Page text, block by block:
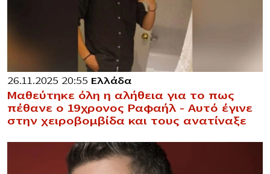
26.11.2025 20:55 Ελλάδα
Μαθεύτηκε όλη η αλήθεια για το πως
πέθανε ο 19χρονος Ραφαήλ – Αυτό έγινε
στην χειροβομβίδα και τους ανατίναξε